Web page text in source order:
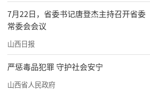
蔺霄麟制作的澄泥砚颇受年轻人喜爱。图
左权民歌在三晋大地越唱越响。
细如发丝的龙须面、吹弹可
球……令“与辉同行”直播间的
7月22日，省委书记唐登杰主持召开省委
常委会会议
山西日报
严惩毒品犯罪 守护社会安宁
山西省人民政府